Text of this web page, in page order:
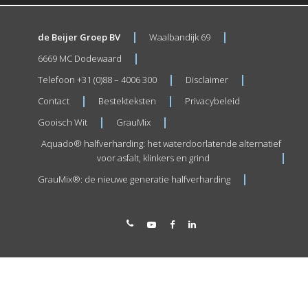
de Beijer Groep BV
Waalbandijk 69
6669 MC Dodewaard
Telefoon +31 (0)88 – 4006 300
Disclaimer
Contact
Bestekteksten
Privacybeleid
Gooisch Wit
GrauMix
Aquado® halfverharding: het waterdoorlatende alternatief
voor asfalt, klinkers en grind
GrauMix®: de nieuwe generatie halfverharding